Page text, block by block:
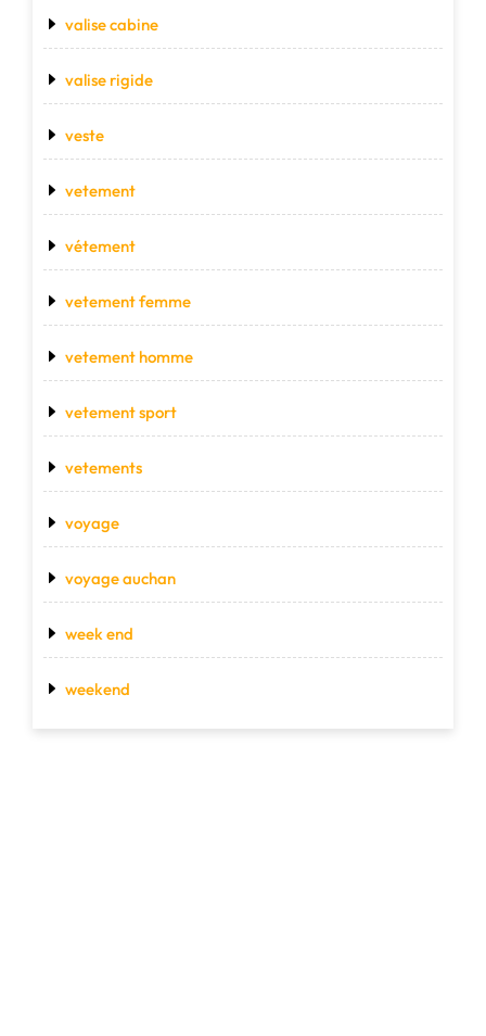
valise cabine
valise rigide
veste
vetement
vétement
vetement femme
vetement homme
vetement sport
vetements
voyage
voyage auchan
week end
weekend